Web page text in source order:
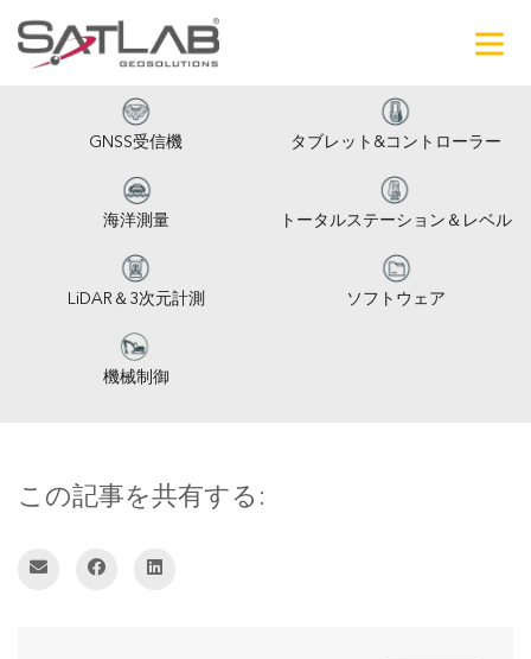
GNSS受信機 タブレット&コントローラー
海洋測量 トータルステーション＆レベル
LiDAR＆3次元計測 ソフトウェア
機械制御
この記事を共有する: